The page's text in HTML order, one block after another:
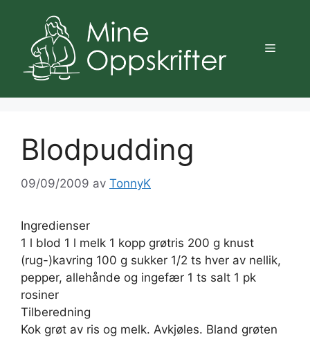
innhold
Meny
Blodpudding
09/09/2009 av TonnyK
Ingredienser
1 l blod 1 l melk 1 kopp grøtris 200 g knust
(rug-)kavring 100 g sukker 1/2 ts hver av nellik,
pepper, allehånde og ingefær 1 ts salt 1 pk
rosiner
Tilberedning
Kok grøt av ris og melk. Avkjøles. Bland grøten